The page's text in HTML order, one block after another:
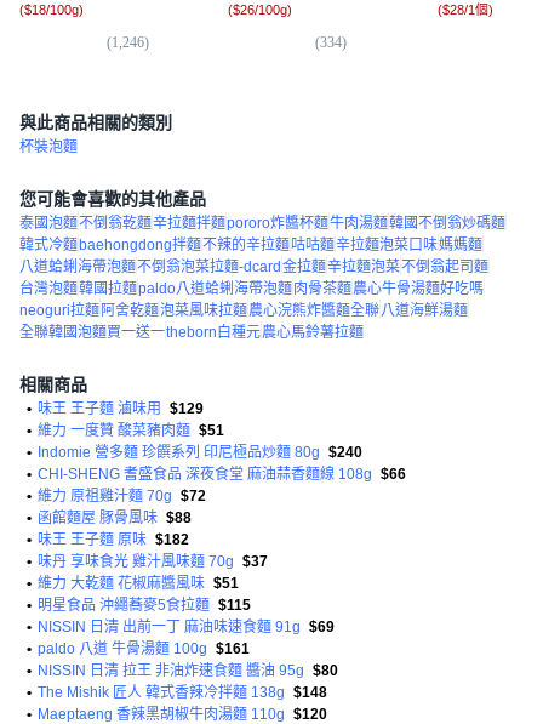
($18/100g)
(1,246)
($26/100g)
(334)
($28/1個)
與此商品相關的類別
杯裝泡麵
您可能會喜歡的其他產品
泰國泡麵不倒翁乾麵辛拉麵拌麵pororo炸醬杯麵牛肉湯麵韓國不倒翁炒碼麵
韓式冷麵baehongdong拌麵不辣的辛拉麵咕咕麵辛拉麵泡菜口味媽媽麵
八道蛤蜊海帶泡麵不倒翁泡菜拉麵-dcard金拉麵辛拉麵泡菜不倒翁起司麵
台灣泡麵韓國拉麵paldo八道蛤蜊海帶泡麵肉骨茶麵農心牛骨湯麵好吃嗎
neoguri拉麵阿舍乾麵泡菜風味拉麵農心浣熊炸醬麵全聯八道海鮮湯麵
全聯韓國泡麵買一送一theborn白種元農心馬鈴薯拉麵
相關商品
• 味王 王子麵 滷味用
$129
• 維力 一度贊 酸菜豬肉麵 $51
• Indomie 營多麵 珍饌系列 印尼極品炒麵 80g $240
• CHI-SHENG 耆盛食品 深夜食堂 麻油蒜香麵線 108g $66
• 維力 原祖雞汁麵 70g $72
• 函館麵屋 豚骨風味 $88
• 味王 王子麵 原味 $182
• 味丹 享味食光 雞汁風味麵 70g $37
• 維力 大乾麵 花椒麻醬風味 $51
• 明星食品 沖繩蕎麥5食拉麵 $115
• NISSIN 日清 出前一丁 麻油味速食麵 91g $69
• paldo 八道 牛骨湯麵 100g $161
• NISSIN 日清 拉王 非油炸速食麵 醬油 95g $80
• The Mishik 匠人 韓式香辣冷拌麵 138g $148
• Maeptaeng 香辣黑胡椒牛肉湯麵 110g $120